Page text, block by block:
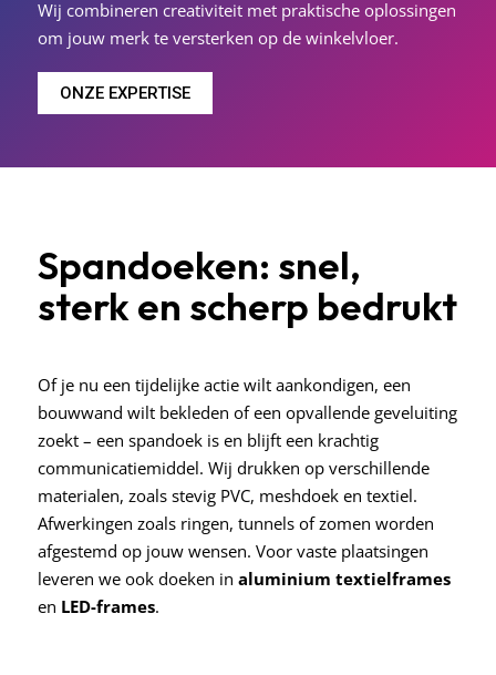
Wij combineren creativiteit met praktische oplossingen
om jouw merk te versterken op de winkelvloer.
ONZE EXPERTISE
Spandoeken: snel,
sterk en scherp bedrukt
Of je nu een tijdelijke actie wilt aankondigen, een
bouwwand wilt bekleden of een opvallende geveluiting
zoekt – een spandoek is en blijft een krachtig
communicatiemiddel. Wij drukken op verschillende
materialen, zoals stevig PVC, meshdoek en textiel.
Afwerkingen zoals ringen, tunnels of zomen worden
afgestemd op jouw wensen. Voor vaste plaatsingen
leveren we ook doeken in aluminium textielframes
en LED-frames.